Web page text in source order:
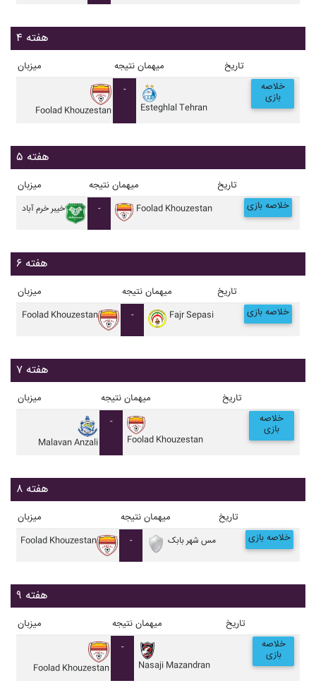
هفته ۴
میزبان نتیجه میهمان تاریخ
Foolad Khouzestan
-
Esteghlal Tehran
خلاصه
بازی
هفته ۵
میزبان نتیجه میهمان تاریخ
خيبر خرم آباد - Foolad Khouzestan خلاصه بازی
هفته ۶
میزبان نتیجه میهمان تاریخ
Foolad Khouzestan - Fajr Sepasi خلاصه بازی
هفته ۷
میزبان نتیجه میهمان تاریخ
Malavan Anzali
-
Foolad Khouzestan
خلاصه
بازی
هفته ۸
میزبان نتیجه میهمان تاریخ
Foolad Khouzestan - مس شهر بابک خلاصه بازی
هفته ۹
میزبان نتیجه میهمان تاریخ
Foolad Khouzestan
-
Nasaji Mazandran
خلاصه
بازی